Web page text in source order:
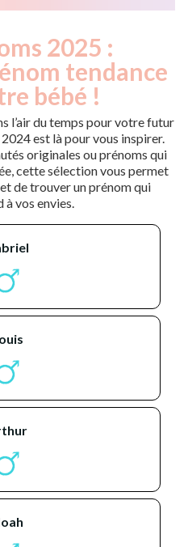
2025 :
tendance
bébé !
l’air du temps pour votre futur
est là pour vous inspirer.
originales ou prénoms qui
cette sélection vous permet
de trouver un prénom qui
vos envies.
louis
noah